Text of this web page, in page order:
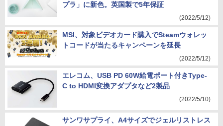
プラ」に新色。英国製で5年保証
(2022/5/12)
MSI、対象ビデオカード購入でSteamウォレッ
トコードが当たるキャンペーンを延長
(2022/5/12)
エレコム、USB PD 60W給電ポート付きType-
C to HDMI変換アダプタなど2製品
(2022/5/10)
サンワサプライ、A4サイズでジェルリストレス